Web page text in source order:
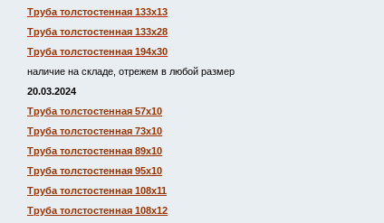
Труба толстостенная 133х13
Труба толстостенная 133х28
Труба толстостенная 194х30
наличие на складе, отрежем в любой размер
20.03.2024
Труба толстостенная 57х10
Труба толстостенная 73х10
Труба толстостенная 89х10
Труба толстостенная 95х10
Труба толстостенная 108х11
Труба толстостенная 108х12